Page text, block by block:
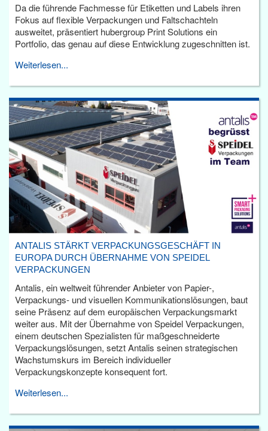
Da die führende Fachmesse für Etiketten und Labels ihren
Fokus auf flexible Verpackungen und Faltschachteln
ausweitet, präsentiert hubergroup Print Solutions ein
Portfolio, das genau auf diese Entwicklung zugeschnitten ist.
Weiterlesen...
ANTALIS STÄRKT VERPACKUNGSGESCHÄFT IN
EUROPA DURCH ÜBERNAHME VON SPEIDEL
VERPACKUNGEN
Antalis, ein weltweit führender Anbieter von Papier-,
Verpackungs- und visuellen Kommunikationslösungen, baut
seine Präsenz auf dem europäischen Verpackungsmarkt
weiter aus. Mit der Übernahme von Speidel Verpackungen,
einem deutschen Spezialisten für maßgeschneiderte
Verpackungslösungen, setzt Antalis seinen strategischen
Wachstumskurs im Bereich individueller
Verpackungskonzepte konsequent fort.
Weiterlesen...